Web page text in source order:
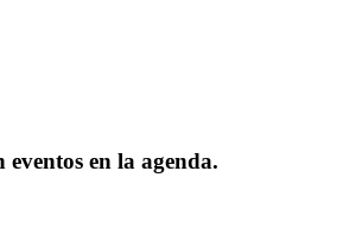
eventos en la agenda.